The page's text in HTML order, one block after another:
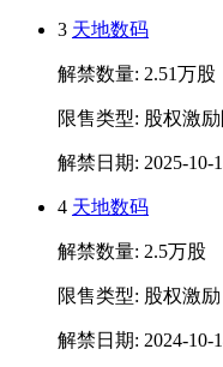
3 天地数码
解禁数量: 2.51万股
限售类型: 股权激
解禁日期: 2025-10-
4 天地数码
解禁数量: 2.5万股
限售类型: 股权激励
解禁日期: 2024-10-